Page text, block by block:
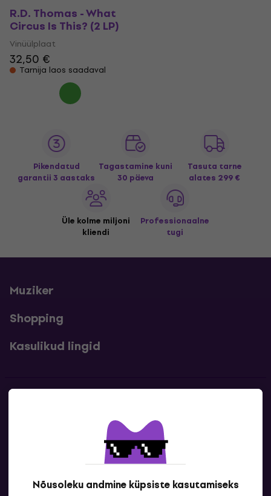
Nõusoleku andmine küpsiste kasutamiseks
R.D. Thomas - What
Circus Is This? (2 LP)
Vinüülplaat
32,50 €
Tarnija laos saadaval
Pikendatud
garantii 3 aastaks
Tagastamine kuni
30 päeva
Tasuta tarne
alates 299 €
Üle kolme miljoni
kliendi
Professionaalne
tugi
Muziker
Shopping
Kasulikud lingid
Kontaktandmed